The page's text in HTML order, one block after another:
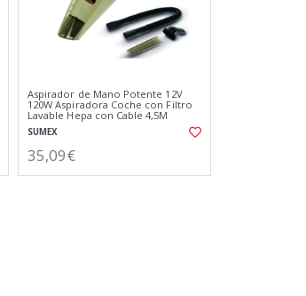
Aspirador de Mano Potente 12V
120W Aspiradora Coche con Filtro
Lavable Hepa con Cable 4,5M
SUMEX
35,09€